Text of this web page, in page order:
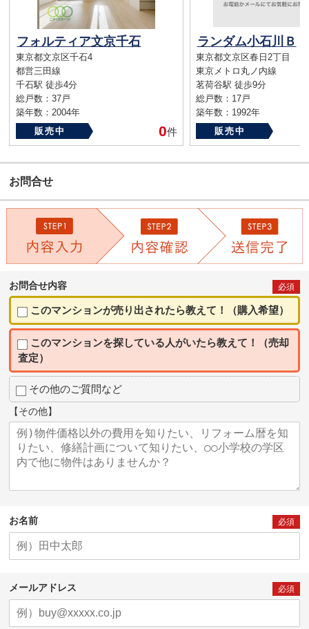
フォルティア文京千石
東京都文京区千石4
都営三田線
千石駅 徒歩4分
総戸数：37戸
築年数：2004年
販売中
0件
ランダム小石川Ｂ
東京都文京区春日2丁目
東京メトロ丸ノ内線
茗荷谷駅 徒歩9分
総戸数：17戸
築年数：1992年
販売中
お問合せ
お問合せ内容 必須
このマンションが売り出されたら教えて！（購入希望）
このマンションを探している人がいたら教えて！（売却
査定）
その他のご質問など
【その他】
お名前 必須
メールアドレス 必須